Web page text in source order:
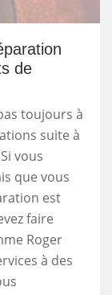
de
toujours à
suite à
vous
que vous
est
faire
Roger
à des